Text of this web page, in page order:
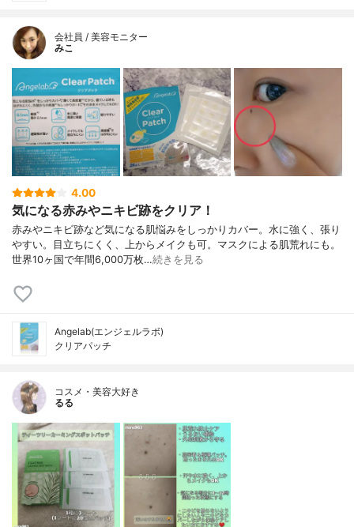
会社員 / 美容モニター
みこ
4.00
気になる赤みやニキビ跡をクリア！
赤みやニキビ跡など気になる肌悩みをしっかりカバー。水に強く、張り
やすい。目立ちにくく、上からメイクも可。マスクによる肌荒れにも。
世界10ヶ国で年間6,000万枚…続きを見る
Angelab(エンジェルラボ)
クリアパッチ
コスメ・美容大好き
るる